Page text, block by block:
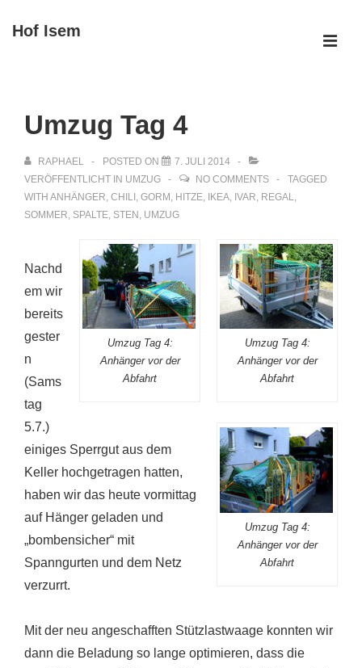
ZumHof Isem
Umzug Tag 4
RAPHAEL POSTED ON
7. JULI 2014
VERÖFFENTLICHT IN UMZUG NO COMMENTS
TAGGED
WITH ANHÄNGER, CHILI , GORM , HITZE, IKEA, IVAR, REGAL,
SOMMER, SPALTE, STEN , UMZUG
Umzug Tag 4:
Anhänger vor der
Abfahrt
Umzug Tag 4:
Anhänger vor der
Abfahrt
Umzug Tag 4:
Anhänger vor der
Abfahrt
Nachd
em wir
bereits
gester
n
(Sams
tag
5.7.)
einiges Sperrgut aus dem
Keller hochgetragen hatten,
haben wir das heute vormittag
auf Hänger geladen und
„bombensicher“ mit
Spanngurten und dem Netz
verzurrt.
Mit der neu angeschafften Stützlastwaage konnten wir
dann die Beladung so lange optimieren, dass die